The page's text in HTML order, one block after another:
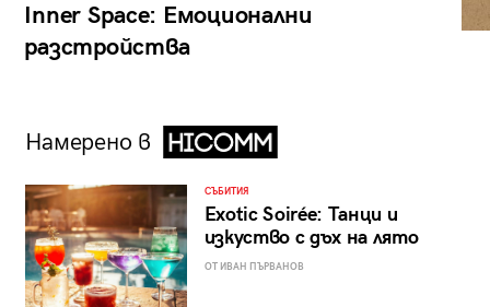
Inner Space: Емоционални
разстройства
Намерено в
СЪБИТИЯ
Exotic Soirée: Танци и
изкуство с дъх на лято
ОТ ИВАН ПЪРВАНОВ